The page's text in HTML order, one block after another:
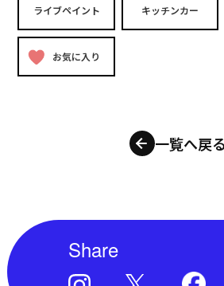
ライブペイント キッチンカー
お気に入り
一覧へ戻る
Share